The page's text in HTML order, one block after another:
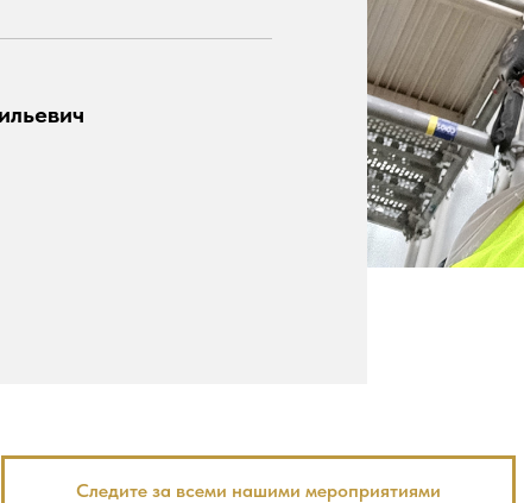
Следите за всеми нашими мероприятиями